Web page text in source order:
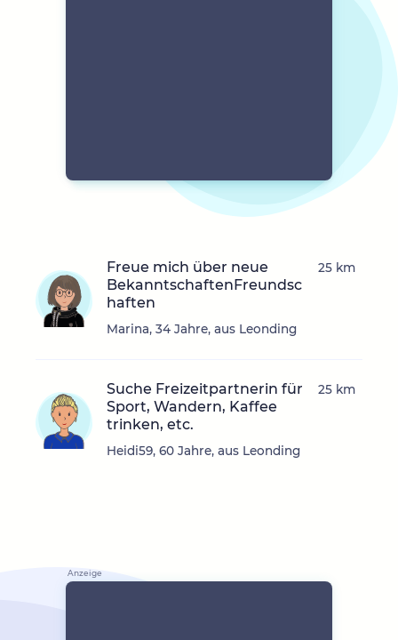
Freue mich über neue
BekanntschaftenFreundsc
haften
Marina, 34 Jahre, aus Leonding
25 km
Suche Freizeitpartnerin für
Sport, Wandern, Kaffee
trinken, etc.
Heidi59, 60 Jahre, aus Leonding
25 km